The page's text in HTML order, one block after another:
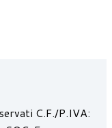
C.F./P.IVA: